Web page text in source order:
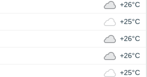
+26°C
+25°C
+26°C
+26°C
+25°C